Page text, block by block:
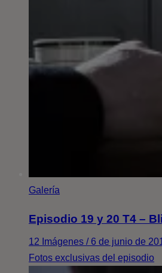
Galería
Episodio 19 y 20 T4 –
12 Imágenes / 6 de junio de
Fotos exclusivas del episodio